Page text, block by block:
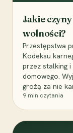
Jakie
wolności?
Przestępstwa
Kodeksu
przez stalking i
domowego.
grożą za nie
9 min czytania